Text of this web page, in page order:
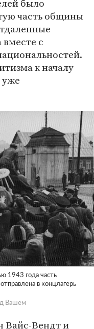
было
часть общины
с
к началу
1943 года часть
в концлагерь
Вашем
Вайс-Вендт и